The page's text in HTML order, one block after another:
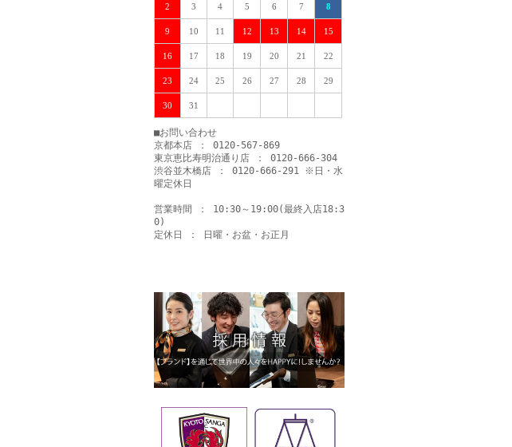
2 3 4 5 6 7 8
9 10 11 12 13 14 15
16 17 18 19 20 21 22
23 24 25 26 27 28 29
30 31
■お問い合わせ
京都本店 ： 0120-567-869
東京恵比寿明治通り店 ： 0120-666-304
渋谷並木橋店 ： 0120-666-291 ※日・水
曜定休日
営業時間 ： 10:30～19:00(最終入店18:3
0)
定休日 ： 日曜・お盆・お正月